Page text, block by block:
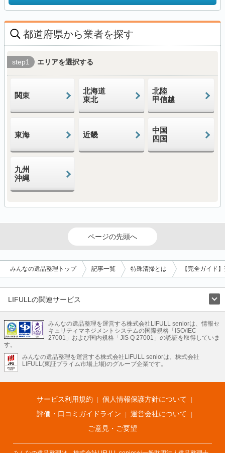
都道府県から業者を探す
step1 エリアを選択する
関東
北海道
東北
北陸
甲信越
東海 近畿
中国
四国
九州
沖縄
ページの先頭へ
みんなの遺品整理トップ 記事一覧 特殊清掃とは 【完全ガイド
LIFULLの関連サービス
不動産・住宅
引越し 老人ホーム 地方創生 ママの就労支援
不動産クラウドファンディング 遺品整理 老後の暮らし情報
LIFULL HOME'Sのサービス
不動産・住宅
不動産査定 マンション専門売却査定 不動産投資 アドバイザー
不動産アーカイブ
空き家バンク 家賃相場 不動産会社
まちむすび
不動産用語集 住まいのお役立ち情報
LIFULL HOME'S PRESS
アプリ 不動産データ 不動産転職
みんなの遺品整理を運営する株式会社LIFULL seniorは、情報セ
キュリティマネジメントシステムの国際規格「ISO/IEC
27001」および国内規格「JIS Q 27001」の認証を取得していま
す。
みんなの遺品整理を運営する株式会社LIFULL seniorは、株式会社
LIFULL(東証プライム市場上場)のグループ企業です。
サービス利用規約
個人情報保護方針について
評価・口コミガイドライン
運営会社について
ご意見・ご要望